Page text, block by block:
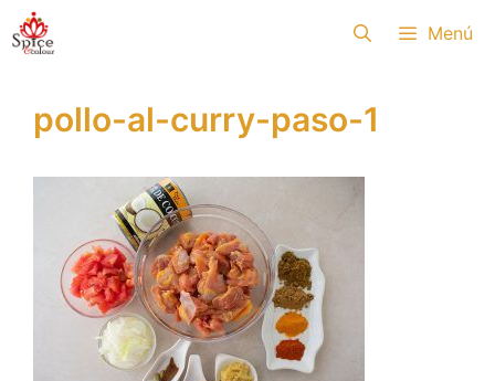
Saltar
al
Menú
pollo-al-curry-paso-1